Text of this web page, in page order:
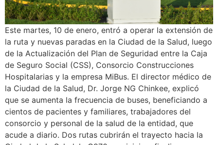
Este martes, 10 de enero, entró a operar la extensión de
la ruta y nuevas paradas en la Ciudad de la Salud, luego
de la Actualización del Plan de Seguridad entre la Caja
de Seguro Social (CSS), Consorcio Construcciones
Hospitalarias y la empresa MiBus. El director médico de
la Ciudad de la Salud, Dr. Jorge NG Chinkee, explicó
que se aumenta la frecuencia de buses, beneficiando a
cientos de pacientes y familiares, trabajadores del
consorcio y personal de la salud de la entidad, que
acude a diario. Dos rutas cubrirán el trayecto hacia la